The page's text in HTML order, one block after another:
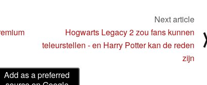
Next article
Hogwarts Legacy 2 zou fans kunnen
teleurstellen - en Harry Potter kan de reden
zijn
Add as a preferred